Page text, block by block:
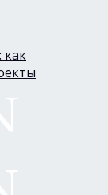
как